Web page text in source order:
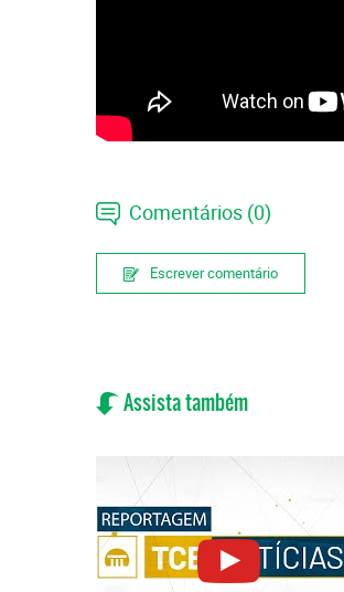
Comentários (0)
Escrever comentário
Assista também